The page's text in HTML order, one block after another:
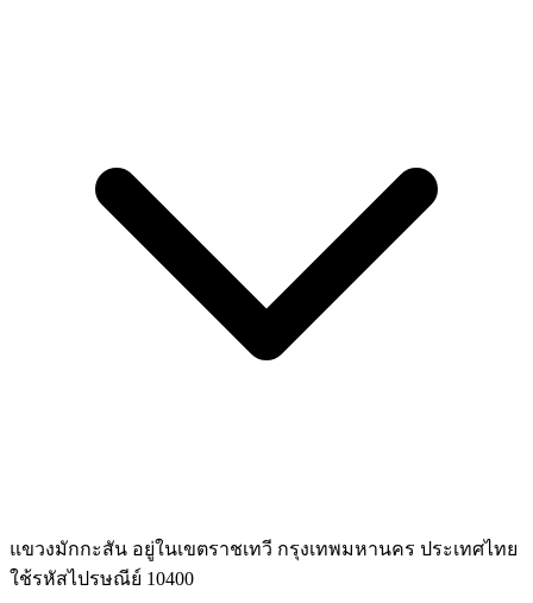
แขวงมักกะสัน อยู่ในเขตราชเทวี กรุงเทพมหานคร ประเทศไทย
ใช้รหัสไปรษณีย์ 10400